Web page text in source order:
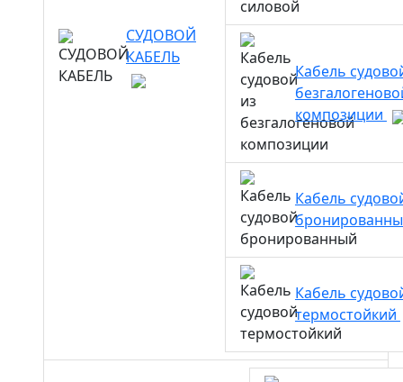
СУДОВОЙ
КАБЕЛЬ
Кабель
композиции
Кабель
Кабель
термостойкий